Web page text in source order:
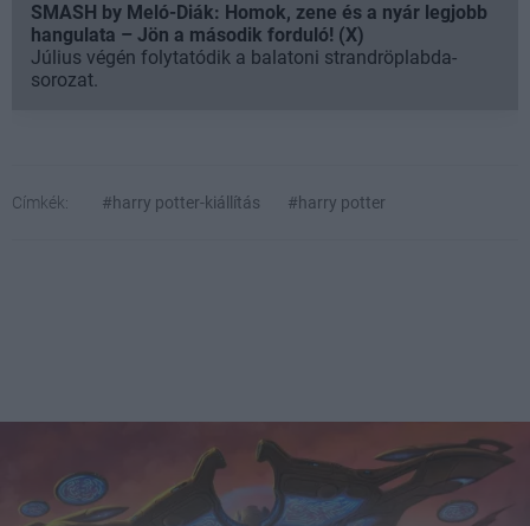
SMASH by Meló-Diák: Homok, zene és a nyár legjobb
hangulata – Jön a második forduló! (X)
Július végén folytatódik a balatoni strandröplabda-
sorozat.
Címkék: #harry potter-kiállítás #harry potter